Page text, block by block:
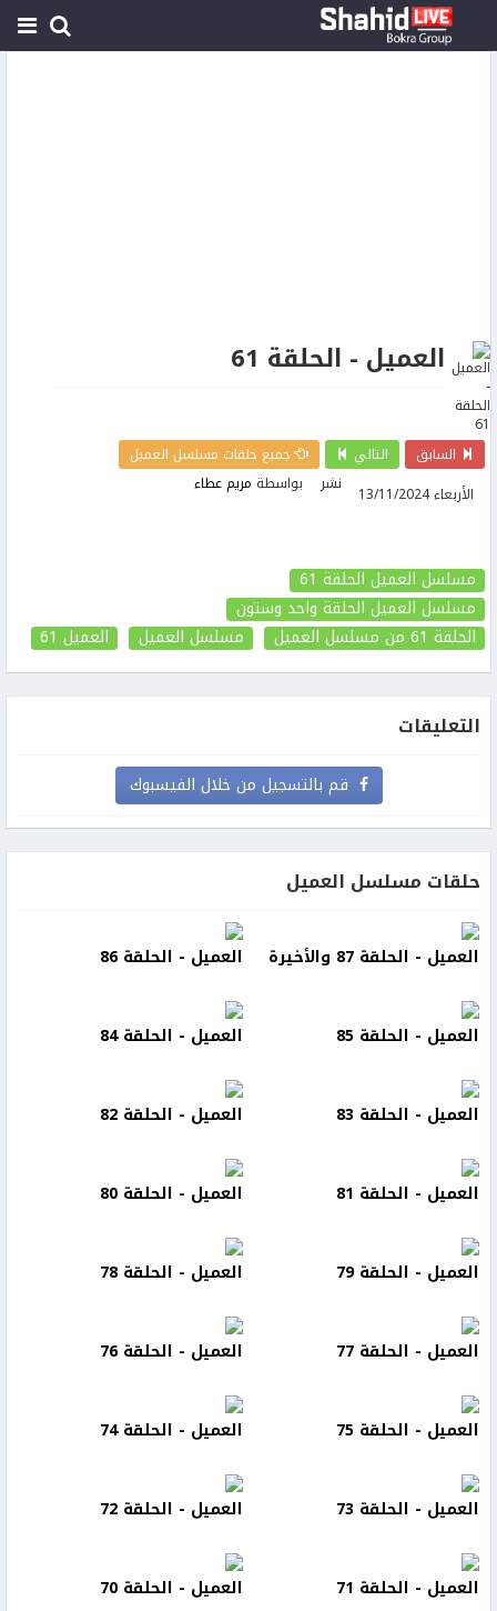
العميل - الحلقة 61
السابق التالي
جميع حلقات مسلسل العميل
نشر
الأربعاء 13/11/2024 بواسطة مريم عطاء
مسلسل العميل الحلقة 61
مسلسل العميل الحلقة واحد وستون
الحلقة 61
من مسلسل العميل مسلسل العميل العميل 61
التعليقات
قم بالتسجيل من خلال الفيسبوك
حلقات مسلسل العميل
العميل - الحلقة 87 والأخيرة العميل - الحلقة 86
العميل - الحلقة 85 العميل - الحلقة 84
العميل - الحلقة 83 العميل - الحلقة 82
العميل - الحلقة 81 العميل - الحلقة 80
العميل - الحلقة 79 العميل - الحلقة 78
العميل - الحلقة 77 العميل - الحلقة 76
العميل - الحلقة 75 العميل - الحلقة 74
العميل - الحلقة 73 العميل - الحلقة 72
العميل - الحلقة 71 العميل - الحلقة 70